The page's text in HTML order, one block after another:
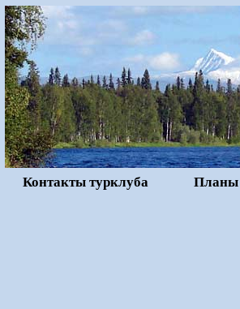
Контакты турклуба Планы